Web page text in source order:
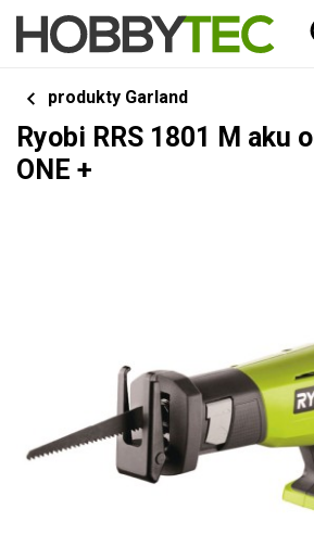
produkty Garland
Ryobi RRS 1801 M aku
ONE +